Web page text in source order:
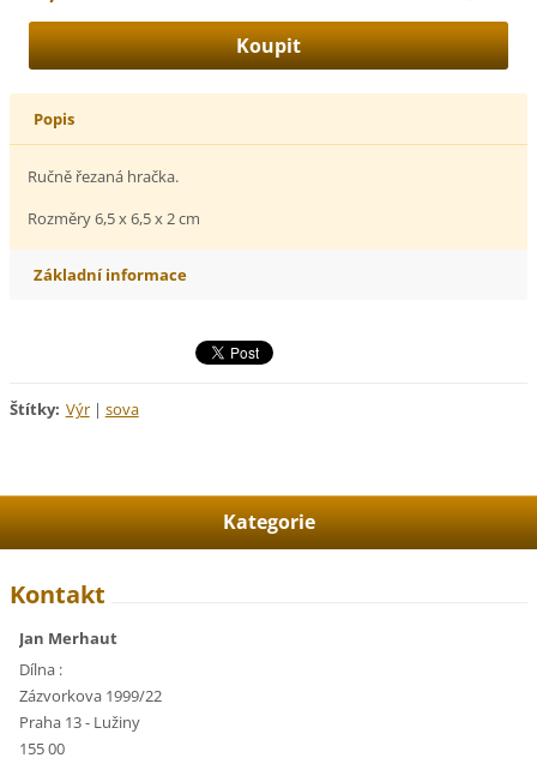
Popis
Ručně řezaná hračka.
Rozměry 6,5 x 6,5 x 2 cm
Základní informace
Štítky: Výr | sova
Kategorie
Kontakt
Jan Merhaut
Dílna :
Zázvorkova 1999/22
Praha 13 - Lužiny
155 00